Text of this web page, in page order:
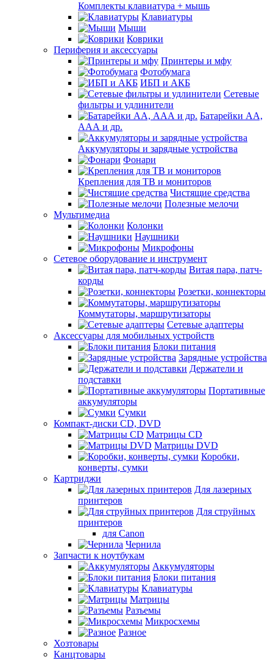
Комплекты клавиатура + мышь
Клавиатуры
Мыши
Коврики
Периферия и аксессуары
Принтеры и мфу
Фотобумага
ИБП и АКБ
Сетевые
фильтры и удлинители
Батарейки АА,
ААА и др.
Аккумуляторы и зарядные устройства
Фонари
Крепления для ТВ и мониторов
Чистящие средства
Полезные мелочи
Мультимедиа
Колонки
Наушники
Микрофоны
Сетевое оборудование и инструмент
Витая пара, патч-
корды
Розетки, коннекторы
Коммутаторы, маршрутизаторы
Сетевые адаптеры
Аксессуары для мобильных устройств
Блоки питания
Зарядные устройства
Держатели и
подставки
Портативные
аккумуляторы
Сумки
Компакт-диски CD, DVD
Матрицы CD
Матрицы DVD
Коробки,
конверты, сумки
Картриджи
Для лазерных
принтеров
Для струйных
принтеров
для Canon
Чернила
Запчасти к ноутбукам
Аккумуляторы
Блоки питания
Клавиатуры
Матрицы
Разъемы
Микросхемы
Разное
Хозтовары
Канцтовары